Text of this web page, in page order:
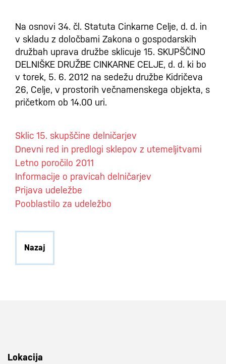
Na osnovi 34. čl. Statuta Cinkarne Celje, d. d. in
v skladu z določbami Zakona o gospodarskih
družbah uprava družbe sklicuje 15. SKUPŠČINO
DELNIŠKE DRUŽBE CINKARNE CELJE, d. d. ki bo
v torek, 5. 6. 2012 na sedežu družbe Kidričeva
26, Celje, v prostorih večnamenskega objekta, s
pričetkom ob 14.00 uri.
Sklic 15. skupščine delničarjev
Dnevni red in predlogi sklepov z utemeljitvami
Letno poročilo 2011
Informacije o pravicah delničarjev
Prijava udeležbe
Pooblastilo za udeležbo
Nazaj
Lokacija